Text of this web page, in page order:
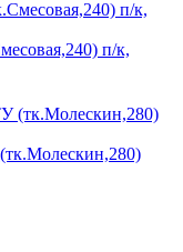
п/к,